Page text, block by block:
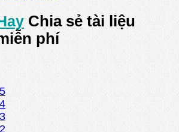
Chia sẻ tài liệu
phí